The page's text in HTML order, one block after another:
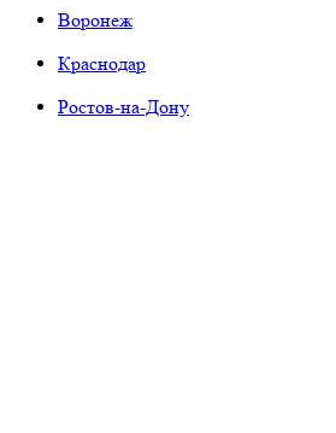
Воронеж
Краснодар
Ростов-на-Дону